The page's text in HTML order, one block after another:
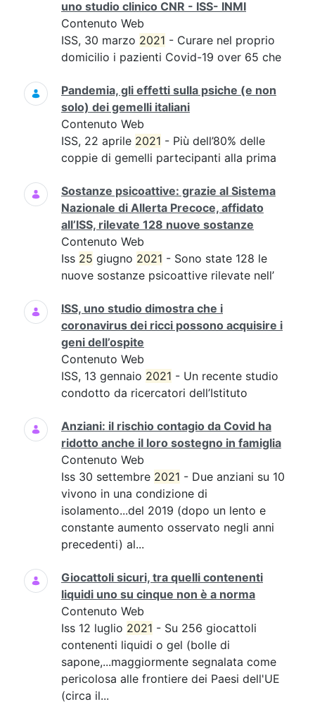
uno studio clinico CNR - ISS- INMI
Contenuto Web
ISS, 30 marzo 2021 - Curare nel proprio
domicilio i pazienti Covid-19 over 65 che
Pandemia, gli effetti sulla psiche (e non
solo) dei gemelli italiani
Contenuto Web
ISS, 22 aprile 2021 - Più dell’80% delle
coppie di gemelli partecipanti alla prima
Sostanze psicoattive: grazie al Sistema
Nazionale di Allerta Precoce, affidato
all’ISS, rilevate 128 nuove sostanze
Contenuto Web
Iss 25 giugno 2021 - Sono state 128 le
nuove sostanze psicoattive rilevate nell’
ISS, uno studio dimostra che i
coronavirus dei ricci possono acquisire i
geni dell’ospite
Contenuto Web
ISS, 13 gennaio 2021 - Un recente studio
condotto da ricercatori dell’Istituto
Anziani: il rischio contagio da Covid ha
ridotto anche il loro sostegno in famiglia
Contenuto Web
Iss 30 settembre 2021 - Due anziani su 10
vivono in una condizione di
isolamento...del 2019 (dopo un lento e
constante aumento osservato negli anni
precedenti) al...
Giocattoli sicuri, tra quelli contenenti
liquidi uno su cinque non è a norma
Contenuto Web
Iss 12 luglio 2021 - Su 256 giocattoli
contenenti liquidi o gel (bolle di
sapone,...maggiormente segnalata come
pericolosa alle frontiere dei Paesi dell'UE
(circa il...